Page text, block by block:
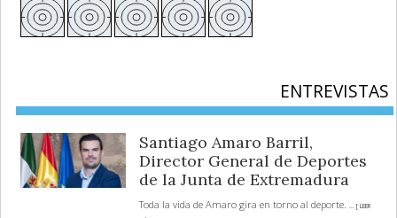
ENTREVISTAS
Santiago Amaro Barril,
Director General de Deportes
de la Junta de Extremadura
Toda la vida de Amaro gira en torno al deporte. ... [ LEER